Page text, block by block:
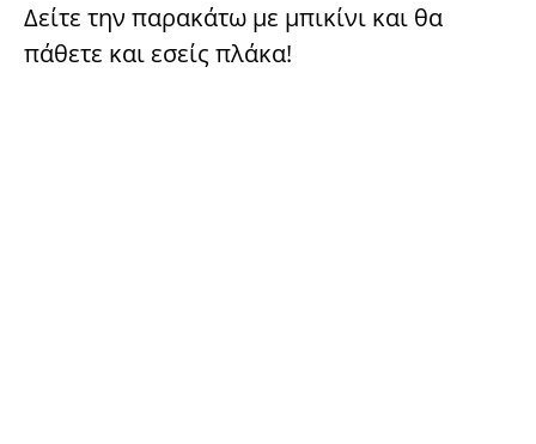
Δείτε την παρακάτω με μπικίνι και θα
πάθετε και εσείς πλάκα!